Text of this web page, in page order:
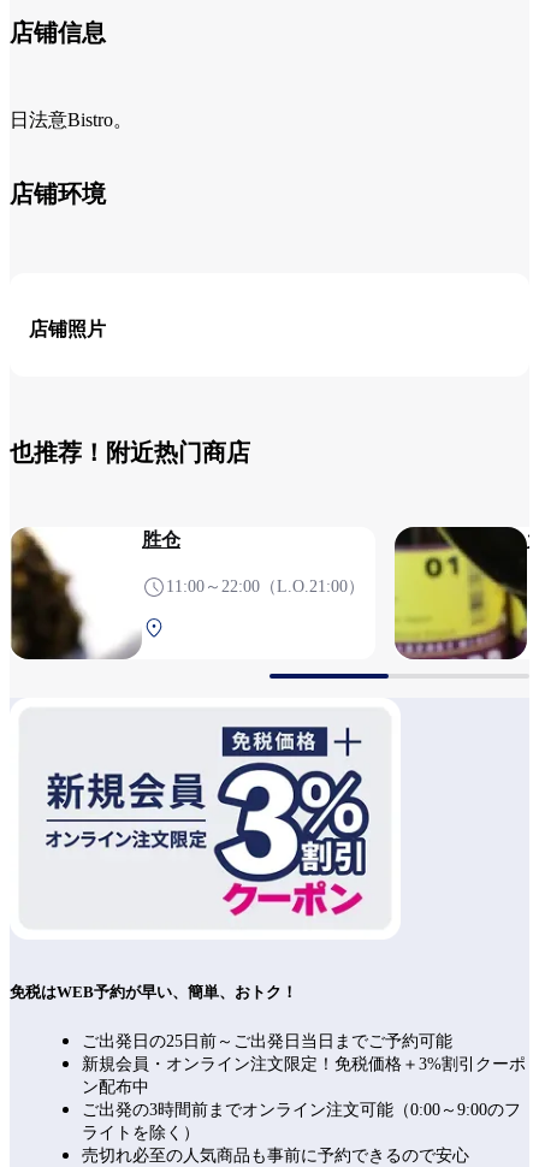
店铺信息
日法意Bistro。
店铺环境
店铺照片
也推荐！附近热门商店
胜仓
11:00～22:00（L.O.21:00）
免税はWEB予約が早い、簡単、おトク！
ご出発日の25日前～ご出発日当日までご予約可能
新規会員・オンライン注文限定！免税価格＋3%割引クーポ
ン配布中
ご出発の3時間前までオンライン注文可能（0:00～9:00のフ
ライトを除く）
売切れ必至の人気商品も事前に予約できるので安心